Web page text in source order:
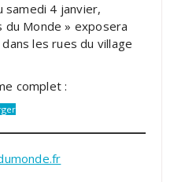
samedi 4 janvier,
du Monde » exposera
les rues du village
complet :